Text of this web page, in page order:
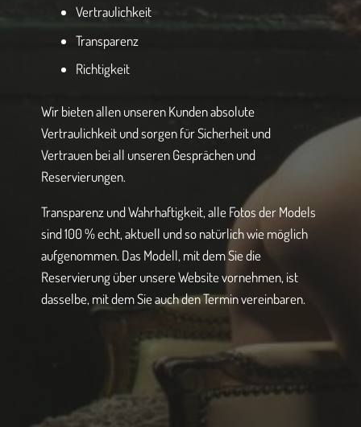
Vertraulichkeit
Transparenz
Richtigkeit
Wir bieten allen unseren Kunden absolute
Vertraulichkeit und sorgen für Sicherheit und
Vertrauen bei all unseren Gesprächen und
Reservierungen.
Transparenz und Wahrhaftigkeit, alle Fotos der Models
sind 100 % echt, aktuell und so natürlich wie möglich
aufgenommen. Das Modell, mit dem Sie die
Reservierung über unsere Website vornehmen, ist
dasselbe, mit dem Sie auch den Termin vereinbaren.